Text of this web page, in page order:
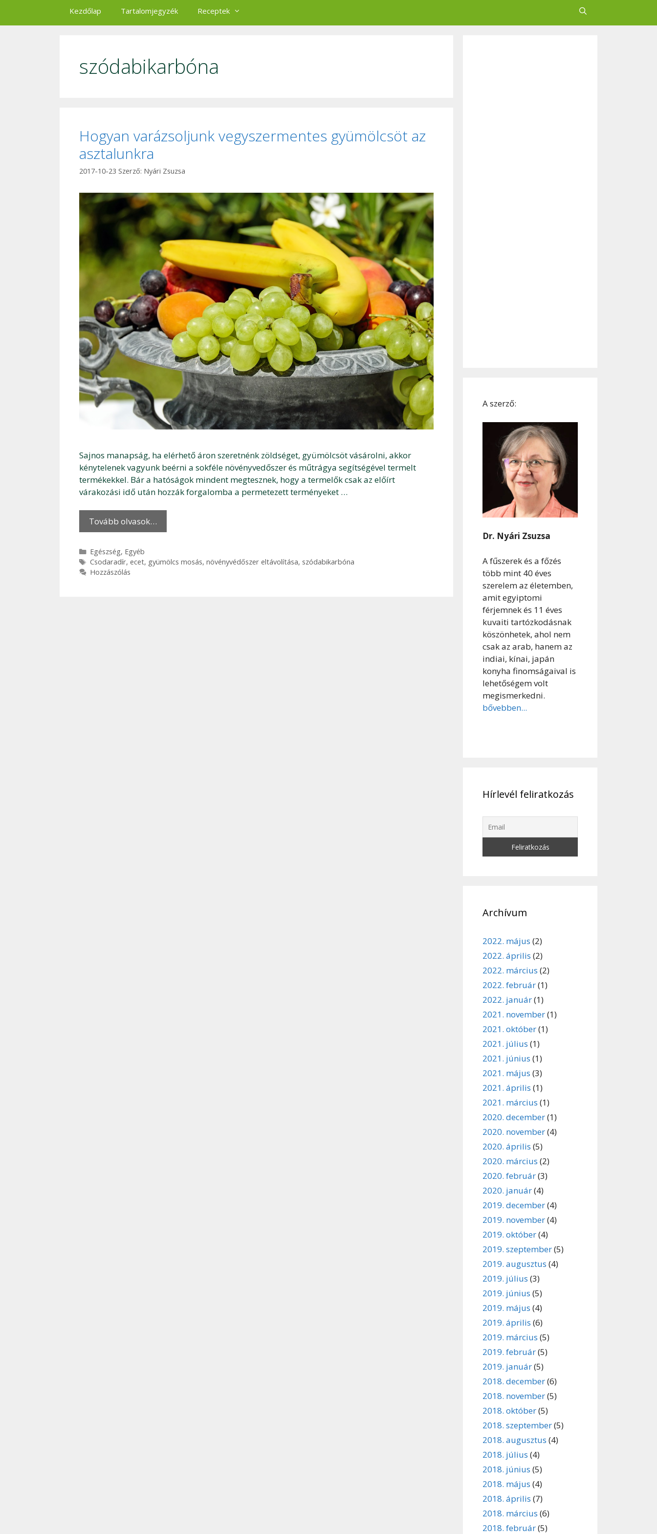
Kezdőlap Tartalomjegyzék Receptek
szódabikarbóna
Hogyan varázsoljunk vegyszermentes gyümölcsöt az
asztalunkra
2017-10-23 Szerző: Nyári Zsuzsa
Sajnos manapság, ha elérhető áron szeretnénk zöldséget, gyümölcsöt vásárolni, akkor
kénytelenek vagyunk beérni a sokféle növényvedőszer és műtrágya segítségével termelt
termékekkel. Bár a hatóságok mindent megtesznek, hogy a termelők csak az előírt
várakozási idő után hozzák forgalomba a permetezett terményeket …
Tovább olvasok…
Kategória
Egészség, Egyéb
Címkék
Csodaradír, ecet, gyümölcs mosás, növényvédőszer eltávolítása, szódabikarbóna
Hozzászólás
A szerző:
Dr. Nyári Zsuzsa
A fűszerek és a főzés
több mint 40 éves
szerelem az életemben,
amit egyiptomi
férjemnek és 11 éves
kuvaiti tartózkodásnak
köszönhetek, ahol nem
csak az arab, hanem az
indiai, kínai, japán
konyha finomságaival is
lehetőségem volt
megismerkedni.
bővebben...
Hírlevél feliratkozás
Archívum
2022. május (2)
2022. április (2)
2022. március (2)
2022. február(1)
2022. január(1)
2021. november(1)
2021. október(1)
2021. július (1)
2021. június (1)
2021. május (3)
2021. április (1)
2021. március (1)
2020. december(1)
2020. november(4)
2020. április (5)
2020. március (2)
2020. február(3)
2020. január(4)
2019. december(4)
2019. november(4)
2019. október(4)
2019. szeptember(5)
2019. augusztus (4)
2019. július (3)
2019. június (5)
2019. május (4)
2019. április (6)
2019. március (5)
2019. február(5)
2019. január(5)
2018. december(6)
2018. november(5)
2018. október(5)
2018. szeptember(5)
2018. augusztus (4)
2018. július (4)
2018. június (5)
2018. május (4)
2018. április (7)
2018. március (6)
2018. február(5)